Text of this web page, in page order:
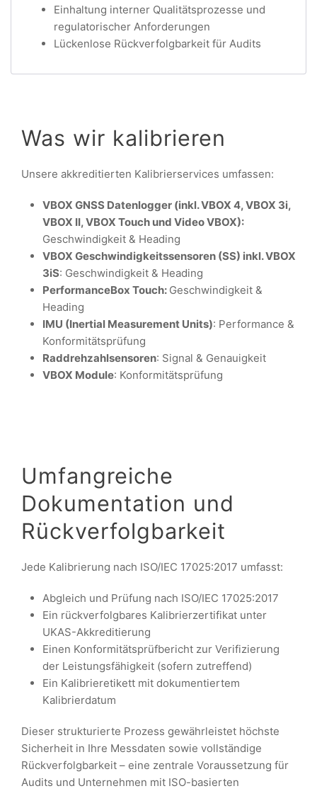
Einhaltung interner Qualitätsprozesse und
regulatorischer Anforderungen
Lückenlose Rückverfolgbarkeit für Audits
Was wir kalibrieren
Unsere akkreditierten Kalibrierservices umfassen:
VBOX GNSS Datenlogger (inkl. VBOX 4, VBOX 3i,
VBOX II, VBOX Touch und Video VBOX):
Geschwindigkeit & Heading
VBOX Geschwindigkeitssensoren (SS) inkl. VBOX
3iS: Geschwindigkeit & Heading
PerformanceBox Touch: Geschwindigkeit &
Heading
IMU (Inertial Measurement Units): Performance &
Konformitätsprüfung
Raddrehzahlsensoren: Signal & Genauigkeit
VBOX Module: Konformitätsprüfung
Umfangreiche
Dokumentation und
Rückverfolgbarkeit
Jede Kalibrierung nach ISO/IEC 17025:2017 umfasst:
Abgleich und Prüfung nach ISO/IEC 17025:2017
Ein rückverfolgbares Kalibrierzertifikat unter
UKAS-Akkreditierung
Einen Konformitätsprüfbericht zur Verifizierung
der Leistungsfähigkeit (sofern zutreffend)
Ein Kalibrieretikett mit dokumentiertem
Kalibrierdatum
Dieser strukturierte Prozess gewährleistet höchste
Sicherheit in Ihre Messdaten sowie vollständige
Rückverfolgbarkeit – eine zentrale Voraussetzung für
Audits und Unternehmen mit ISO-basierten